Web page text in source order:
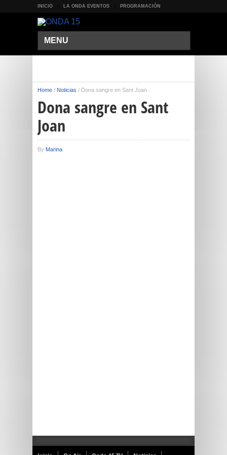
INICIO LA ONDA EVENTOS PROGRAMACIÓN
MENU
Home / Noticias / Dona sangre en Sant Joan
Dona sangre en Sant
Joan
By Marina